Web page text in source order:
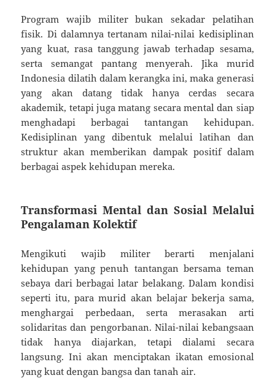
Program wajib militer bukan sekadar pelatihan
fisik. Di dalamnya tertanam nilai-nilai kedisiplinan
yang kuat, rasa tanggung jawab terhadap sesama,
serta semangat pantang menyerah. Jika murid
Indonesia dilatih dalam kerangka ini, maka generasi
yang akan datang tidak hanya cerdas secara
akademik, tetapi juga matang secara mental dan siap
menghadapi berbagai tantangan kehidupan.
Kedisiplinan yang dibentuk melalui latihan dan
struktur akan memberikan dampak positif dalam
berbagai aspek kehidupan mereka.
Transformasi Mental dan Sosial Melalui
Pengalaman Kolektif
Mengikuti wajib militer berarti menjalani
kehidupan yang penuh tantangan bersama teman
sebaya dari berbagai latar belakang. Dalam kondisi
seperti itu, para murid akan belajar bekerja sama,
menghargai perbedaan, serta merasakan arti
solidaritas dan pengorbanan. Nilai-nilai kebangsaan
tidak hanya diajarkan, tetapi dialami secara
langsung. Ini akan menciptakan ikatan emosional
yang kuat dengan bangsa dan tanah air.